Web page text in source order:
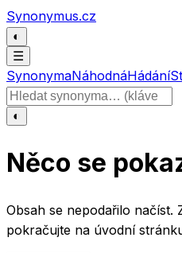
Přeskočit na obsah
Synonymus.cz
◐
☰
SynonymaNáhodnáHádání
Hledat slovo
◐
Něco se
Obsah se nepodařilo načíst.
pokračujte na úvodní